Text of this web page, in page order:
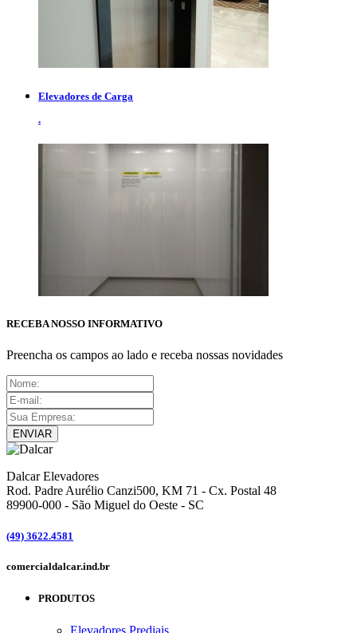
Elevadores de Carga
.
RECEBA NOSSO INFORMATIVO
Preencha os campos ao lado e receba nossas novidades
ENVIAR
Dalcar Elevadores
Rod. Padre Aurélio Canzi500, KM 71 - Cx. Postal 48
89900-000 - São Miguel do Oeste - SC
(49) 3622.4581
comercialdalcar.ind.br
PRODUTOS
Elevadores Prediais ...